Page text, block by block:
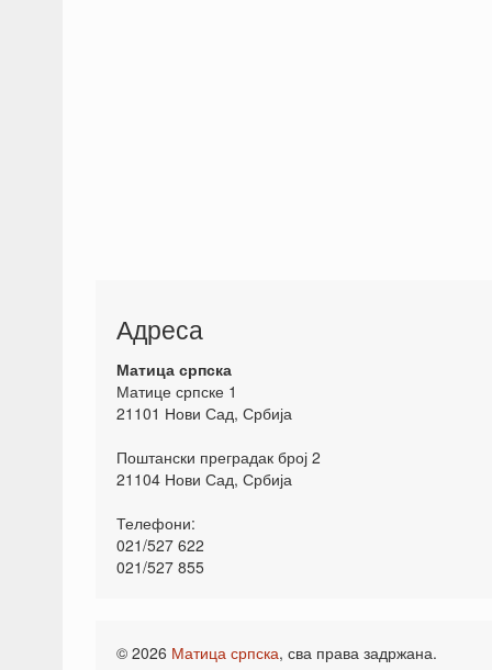
Адреса
Матица српска
Матице српске 1
21101 Нови Сад, Србија
Поштански преградак број 2
21104 Нови Сад, Србија
Телефони:
021/527 622
021/527 855
© 2026 Матица српска, сва права задржана.